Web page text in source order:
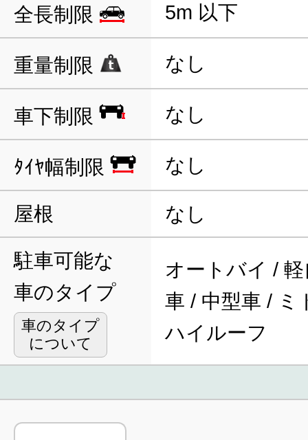
全長制限 5m 以下
重量制限 なし
車下制限 なし
ﾀｲﾔ幅制限 なし
屋根 なし
駐車可能な
車のタイプ
車のタイプ
について
オートバイ /
車 / 中型車 / ミ
ハイルーフ